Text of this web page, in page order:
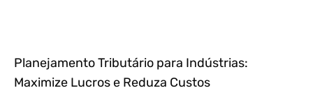
Planejamento Tributário para Indústrias:
Maximize Lucros e Reduza Custos